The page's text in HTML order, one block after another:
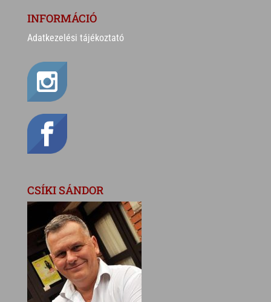
INFORMÁCIÓ
Adatkezelési tájékoztató
CSÍKI SÁNDOR